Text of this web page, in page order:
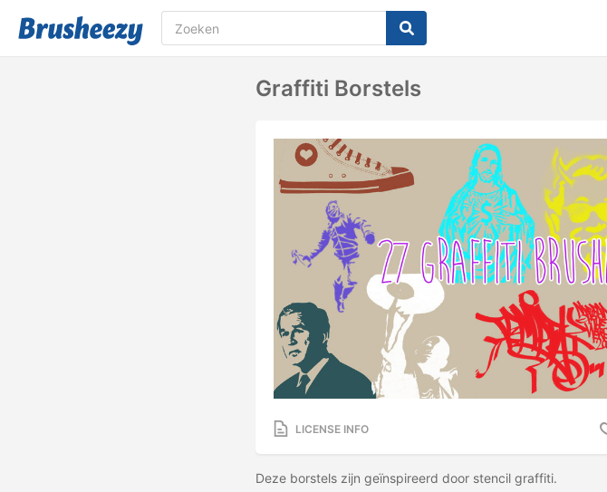
Graffiti Borstels
LICENSE INFO
Deze borstels zijn geïnspireerd door stencil graffiti.